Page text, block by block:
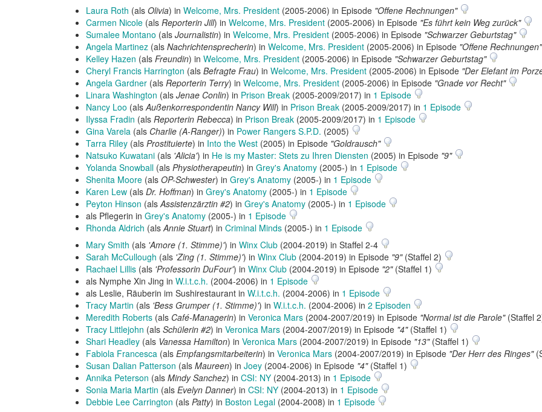
Laura Roth (als Olivia) in Welcome, Mrs. President (2005-2006) in Episode "Offene Rechnungen"
Carmen Nicole (als Reporterin Jill) in Welcome, Mrs. President (2005-2006) in Episode "Es führt kein Weg zurück"
Sumalee Montano (als Journalistin) in Welcome, Mrs. President (2005-2006) in Episode "Schwarzer Geburtstag"
Angela Martinez (als Nachrichtensprecherin) in Welcome, Mrs. President (2005-2006) in Episode "Offene Rechnungen"
Kelley Hazen (als Freundin) in Welcome, Mrs. President (2005-2006) in Episode "Schwarzer Geburtstag"
Cheryl Francis Harrington (als Befragte Frau) in Welcome, Mrs. President (2005-2006) in Episode "Der Elefant im
Angela Gardner (als Reporterin Terry) in Welcome, Mrs. President (2005-2006) in Episode "Gnade vor Recht"
Linara Washington (als Jenae Conlin) in Prison Break (2005-2009/2017) in 1 Episode
Nancy Loo (alsAußenkorrespondentin Nancy Will) in Prison Break (2005-2009/2017) in 1 Episode
Ilyssa Fradin (als Reporterin Rebecca) in Prison Break (2005-2009/2017) in 1 Episode
Gina Varela (als Charlie (A-Ranger)) in Power Rangers S.P.D. (2005)
Tarra Riley (als Prostituierte) in Into the West (2005) in Episode "Goldrausch"
Natsuko Kuwatani (als 'Alicia') in He is my Master: Stets zu Ihren Diensten (2005) in Episode "9"
Yolanda Snowball (als Physiotherapeutin) in Grey's Anatomy (2005-) in 1 Episode
Shenita Moore (als OP-Schwester) in Grey's Anatomy (2005-) in 1 Episode
Karen Lew (als Dr. Hoffman) in Grey's Anatomy (2005-) in 1 Episode
Peyton Hinson (alsAssistenzärztin #2) in Grey's Anatomy (2005-) in 1 Episode
als Pflegerin in Grey's Anatomy (2005-) in 1 Episode
Rhonda Aldrich (alsAnnie Stuart) in Criminal Minds (2005-) in 1 Episode
Mary Smith (als 'Amore (1. Stimme)') in Winx Club (2004-2019) in Staffel 2-4
Sarah McCullough (als 'Zing (1. Stimme)') in Winx Club (2004-2019) in Episode "9"(Staffel 2)
Rachael Lillis (als 'Professorin DuFour') in Winx Club (2004-2019) in Episode "2"(Staffel 1)
als Nymphe Xin Jing in W.i.t.c.h. (2004-2006) in 1 Episode
als Leslie, Räuberin im Sushirestaurant in W.i.t.c.h. (2004-2006) in 1 Episode
Tracy Martin (als 'Bess Grumper (1. Stimme)') in W.i.t.c.h. (2004-2006) in 2 Episoden
Meredith Roberts (als Café-Managerin) in Veronica Mars (2004-2007/2019) in Episode "Normal ist die Parole"(Staffel
Tracy Littlejohn (als Schülerin #2) in Veronica Mars (2004-2007/2019) in Episode "4"(Staffel 1)
Shari Headley (als Vanessa Hamilton) in Veronica Mars (2004-2007/2019) in Episode "13"(Staffel 1)
Fabiola Francesca (als Empfangsmitarbeiterin) in Veronica Mars (2004-2007/2019) in Episode "Der Herr des Ringes"
Susan Dalian Patterson (als Maureen) in Joey (2004-2006) in Episode "4"(Staffel 1)
Annika Peterson (als Mindy Sanchez) in CSI: NY (2004-2013) in 1 Episode
Sonia Maria Martin (als Evelyn Danner) in CSI: NY (2004-2013) in 1 Episode
Debbie Lee Carrington (als Patty) in Boston Legal (2004-2008) in 1 Episode